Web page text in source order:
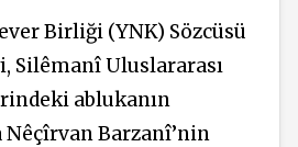
Birliği (YNK) Sözcüsü
Silêmanî Uluslararası
ablukanın
Nêçîrvan Barzanî’nin